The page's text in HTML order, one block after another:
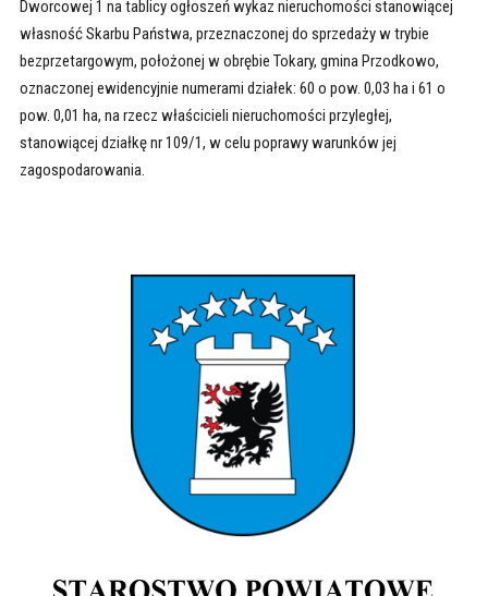
Dworcowej 1 na tablicy ogłoszeń wykaz nieruchomości stanowiącej
własność Skarbu Państwa, przeznaczonej do sprzedaży w trybie
bezprzetargowym, położonej w obrębie Tokary, gmina Przodkowo,
oznaczonej ewidencyjnie numerami działek: 60 o pow. 0,03 ha i 61 o
pow. 0,01 ha, na rzecz właścicieli nieruchomości przyległej,
stanowiącej działkę nr 109/1, w celu poprawy warunków jej
zagospodarowania.